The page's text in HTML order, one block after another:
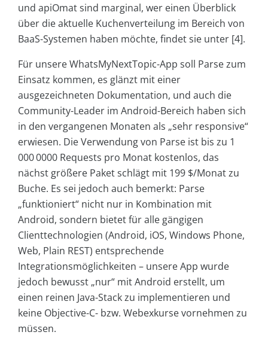
und apiOmat sind marginal, wer einen Überblick
über die aktuelle Kuchenverteilung im Bereich von
BaaS-Systemen haben möchte, findet sie unter [4].
Für unsere WhatsMyNextTopic-App soll Parse zum
Einsatz kommen, es glänzt mit einer
ausgezeichneten Dokumentation, und auch die
Community-Leader im Android-Bereich haben sich
in den vergangenen Monaten als „sehr responsive“
erwiesen. Die Verwendung von Parse ist bis zu 1
000 0000 Requests pro Monat kostenlos, das
nächst größere Paket schlägt mit 199 $/Monat zu
Buche. Es sei jedoch auch bemerkt: Parse
„funktioniert“ nicht nur in Kombination mit
Android, sondern bietet für alle gängigen
Clienttechnologien (Android, iOS, Windows Phone,
Web, Plain REST) entsprechende
Integrationsmöglichkeiten – unsere App wurde
jedoch bewusst „nur“ mit Android erstellt, um
einen reinen Java-Stack zu implementieren und
keine Objective-C- bzw. Webexkurse vornehmen zu
müssen.